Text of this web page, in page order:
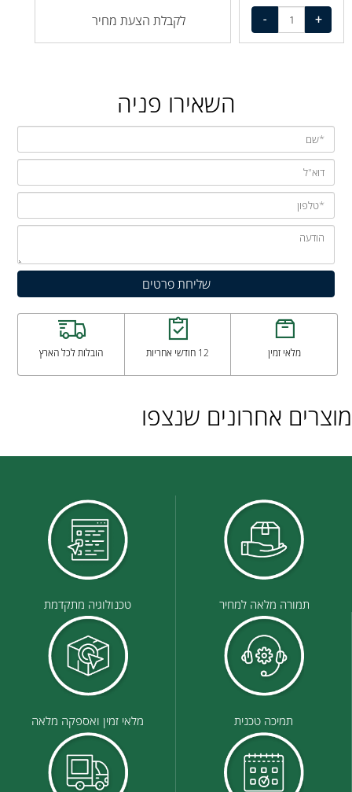
לקבלת הצעת מחיר
השאירו פניה
מלאי זמין 12 חודשי אחריות הובלות לכל הארץ
מוצרים אחרונים שנצפו
תמורה מלאה למחיר טכנולוגיה מתקדמת
תמיכה טכנית מלאי זמין ואספקה מלאה